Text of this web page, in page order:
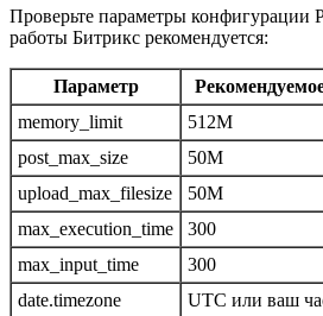
Проверьте параметры конфигурации
работы Битрикс рекомендуется:
Параметр
memory_limit
512M
post_max_size
50M
upload_max_filesize
50M
max_execution_time
300
max_input_time
300
date.timezone
UTC или ваш